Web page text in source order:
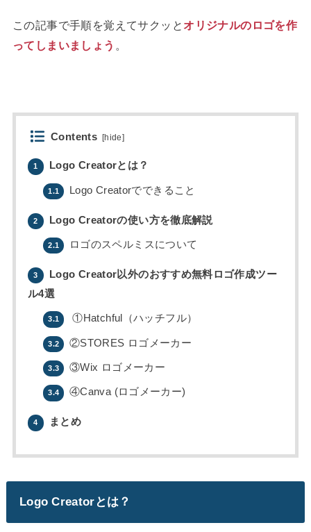
この記事で手順を覚えてサクッと オリジナルのロゴを作
ってしまいましょう 。
Contents [hide]
1 Logo Creatorとは？
1.1 Logo Creatorでできること
2 Logo Creatorの使い方を徹底解説
2.1 ロゴのスペルミスについて
3
Logo Creator以外のおすすめ無料ロゴ作成ツー
ル4選
3.1 ①Hatchful（ハッチフル）
3.2 ②STORES ロゴメーカー
3.3 ③Wix ロゴメーカー
3.4 ④Canva (ロゴメーカー)
4 まとめ
Logo Creatorとは？